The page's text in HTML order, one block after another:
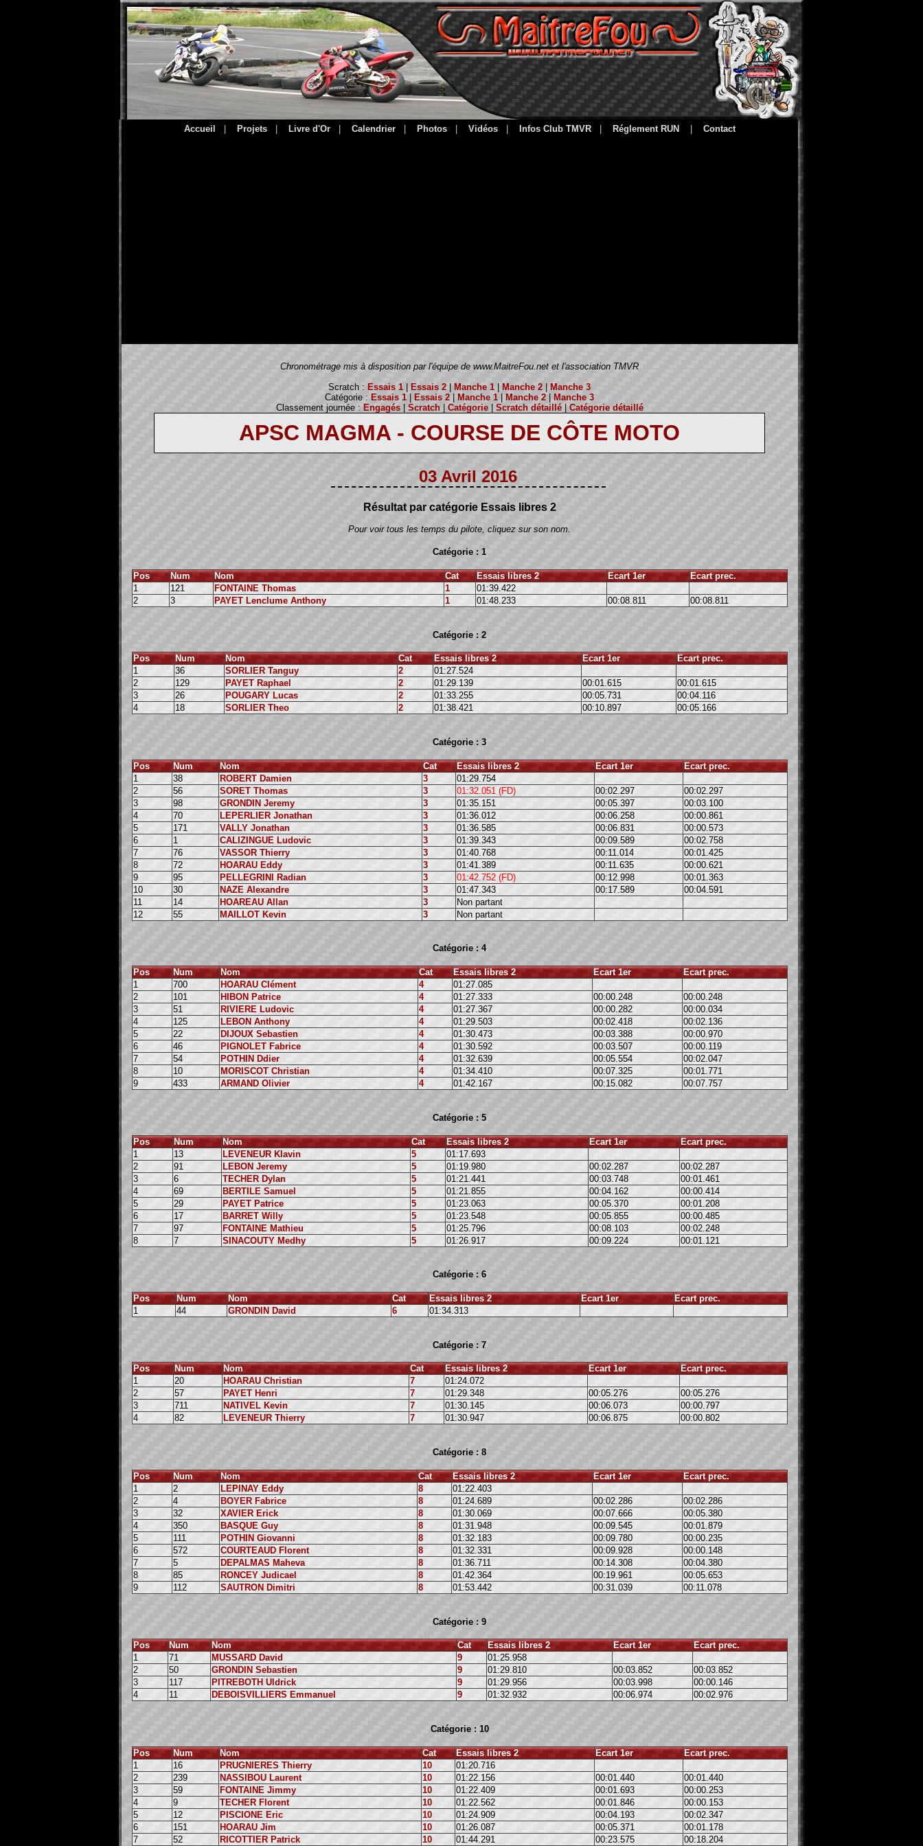
Accueil Projets Livre d'Or Calendrier Photos Vidéos Infos Club TMVR Réglement RUN Contact
Chronométrage mis à disposition par l'équipe de www.MaitreFou.net et l'association TMVR
Scratch : Essais 1 Essais 2 Manche 1 Manche 2
Manche 3
Catégorie : Essais 1 Essais 2 Manche 1 Manche 2
Manche 3
Classement journée : Engagés| Scratch Catégorie| Scratch détaillé| Catégorie détaillé
APSC MAGMA - COURSE DE CÔTE MOTO
03 Avril 2016
Résultat par catégorie Essais libres 2
Pour voir tous les temps du pilote, cliquez sur son nom.
Catégorie : 1
Pos Num Nom Cat Essais libres 2 Ecart 1er
Ecart prec.
1
121 FONTAINE Thomas 1
01:39.422
2
3 PAYET Lenclume Anthony 1 01:48.233 00:08.811 00:08.811
Catégorie : 2
Pos Num Nom Cat Essais libres 2 Ecart 1er
Ecart prec.
1
36 SORLIER Tanguy 2
01:27.524
2
129 PAYET Raphael 2 01:29.139 00:01.615
00:01.615
3
26 POUGARY Lucas 2 01:33.255 00:05.731
00:04.116
4
18 SORLIER Theo 2 01:38.421 00:10.897 00:05.166
Catégorie : 3
Pos Num Nom Cat Essais libres 2 Ecart 1er
Ecart prec.
1
38 ROBERT Damien 3
01:29.754
2
56 SORET Thomas 3 01:32.051 (FD) 00:02.297
00:02.297
3
98 GRONDIN Jeremy 3 01:35.151 00:05.397
00:03.100
4
70 LEPERLIER Jonathan 3 01:36.012 00:06.258
00:00.861
5
171 VALLY Jonathan 3 01:36.585 00:06.831
00:00.573
6
1 CALIZINGUE Ludovic 3 01:39.343 00:09.589
00:02.758
7
76 VASSOR Thierry 3 01:40.768 00:11.014
00:01.425
8
72 HOARAU Eddy 3 01:41.389 00:11.635
00:00.621
9
95 PELLEGRINI Radian 3 01:42.752 (FD) 00:12.998
00:01.363
10
30 NAZE Alexandre 3 01:47.343 00:17.589
00:04.591
11
14 HOAREAU Allan 3
Non partant
12
55 MAILLOT Kevin 3 Non partant
Catégorie : 4
Pos Num Nom Cat Essais libres 2 Ecart 1er
Ecart prec.
1
700 HOARAU Clément 4
01:27.085
2
101 HIBON Patrice 4 01:27.333 00:00.248
00:00.248
3
51 RIVIERE Ludovic 4 01:27.367 00:00.282
00:00.034
4
125 LEBON Anthony 4 01:29.503 00:02.418
00:02.136
5
22 DIJOUX Sebastien 4 01:30.473 00:03.388
00:00.970
6
46 PIGNOLET Fabrice 4 01:30.592 00:03.507
00:00.119
7
54 POTHIN Ddier 4 01:32.639 00:05.554
00:02.047
8
10 MORISCOT Christian 4 01:34.410 00:07.325
00:01.771
9
433 ARMAND Olivier 4 01:42.167 00:15.082 00:07.757
Catégorie : 5
Pos Num Nom Cat Essais libres 2 Ecart 1er
Ecart prec.
1
13 LEVENEUR Klavin 5
01:17.693
2
91 LEBON Jeremy 5 01:19.980 00:02.287
00:02.287
3
6 TECHER Dylan 5 01:21.441 00:03.748
00:01.461
4
69 BERTILE Samuel 5 01:21.855 00:04.162
00:00.414
5
29 PAYET Patrice 5 01:23.063 00:05.370
00:01.208
6
17 BARRET Willy 5 01:23.548 00:05.855
00:00.485
7
97 FONTAINE Mathieu 5 01:25.796 00:08.103
00:02.248
8
7 SINACOUTY Medhy 5 01:26.917 00:09.224 00:01.121
Catégorie : 6
Pos Num Nom Cat Essais libres 2 Ecart 1er
Ecart prec.
1
44 GRONDIN David 6 01:34.313
Catégorie : 7
Pos Num Nom Cat Essais libres 2 Ecart 1er
Ecart prec.
1
20 HOARAU Christian 7
01:24.072
2
57 PAYET Henri 7 01:29.348 00:05.276
00:05.276
3
711 NATIVEL Kevin 7 01:30.145 00:06.073
00:00.797
4
82 LEVENEUR Thierry 7 01:30.947 00:06.875 00:00.802
Catégorie : 8
Pos Num Nom Cat Essais libres 2 Ecart 1er
Ecart prec.
1
2 LEPINAY Eddy 8
01:22.403
2
4 BOYER Fabrice 8 01:24.689 00:02.286
00:02.286
3
32 XAVIER Erick 8 01:30.069 00:07.666
00:05.380
4
350 BASQUE Guy 8 01:31.948 00:09.545
00:01.879
5
111 POTHIN Giovanni 8 01:32.183 00:09.780
00:00.235
6
572 COURTEAUD Florent 8 01:32.331 00:09.928
00:00.148
7
5 DEPALMAS Maheva 8 01:36.711 00:14.308
00:04.380
8
85 RONCEY Judicael 8 01:42.364 00:19.961
00:05.653
9
112 SAUTRON Dimitri 8 01:53.442 00:31.039 00:11.078
Catégorie : 9
Pos Num Nom Cat Essais libres 2 Ecart 1er
Ecart prec.
1
71 MUSSARD David 9
01:25.958
2
50 GRONDIN Sebastien 9 01:29.810 00:03.852
00:03.852
3
117 PITREBOTH Uldrick 9 01:29.956 00:03.998
00:00.146
4
11 DEBOISVILLIERS Emmanuel 9 01:32.932 00:06.974 00:02.976
Catégorie : 10
Pos Num Nom Cat Essais libres 2 Ecart 1er
Ecart prec.
1
16 PRUGNIERES Thierry 10
01:20.716
2
239 NASSIBOU Laurent 10 01:22.156 00:01.440
00:01.440
3
59 FONTAINE Jimmy 10 01:22.409 00:01.693
00:00.253
4
9 TECHER Florent 10 01:22.562 00:01.846
00:00.153
5
12 PISCIONE Eric 10 01:24.909 00:04.193
00:02.347
6
151 HOARAU Jim 10 01:26.087 00:05.371
00:01.178
7
52 RICOTTIER Patrick 10 01:44.291 00:23.575 00:18.204